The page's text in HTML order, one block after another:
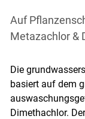
Auf
Metazachlor &
Die
basiert auf dem
Dimethachlor.